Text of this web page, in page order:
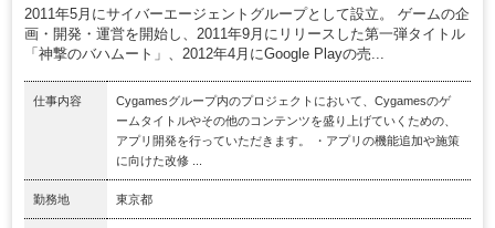
2011年5月にサイバーエージェントグループとして設立。 ゲームの企
画・開発・運営を開始し、2011年9月にリリースした第一弾タイトル
「神撃のバハムート」、2012年4月にGoogle Playの売...
仕事内容
Cygamesグループ内のプロジェクトにおいて、Cygamesのゲ
ームタイトルやその他のコンテンツを盛り上げていくための、
アプリ開発を行っていただきます。 ・アプリの機能追加や施策
に向けた改修 ...
勤務地 東京都